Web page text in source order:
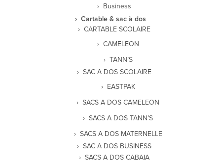
Business
Cartable & sac à dos
CARTABLE SCOLAIRE
CAMELEON
TANN’S
SAC A DOS SCOLAIRE
EASTPAK
SACS A DOS CAMELEON
SACS A DOS TANN’S
SACS A DOS MATERNELLE
SAC A DOS BUSINESS
SACS A DOS CABAIA